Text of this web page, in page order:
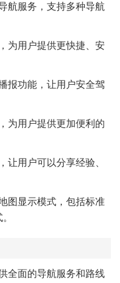
航服务，支持多种导航
为用户提供更快捷、安
报功能，让用户安全驾
为用户提供更加便利的
让用户可以分享经验、
图显示模式，包括标准
全面的导航服务和路线